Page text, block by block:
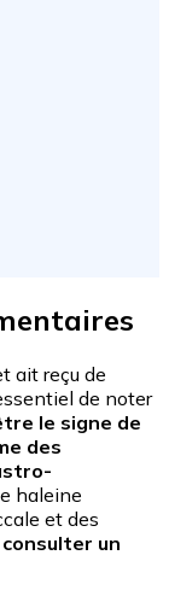
ait reçu de
de noter
le signe de
des
haleine
et des
un